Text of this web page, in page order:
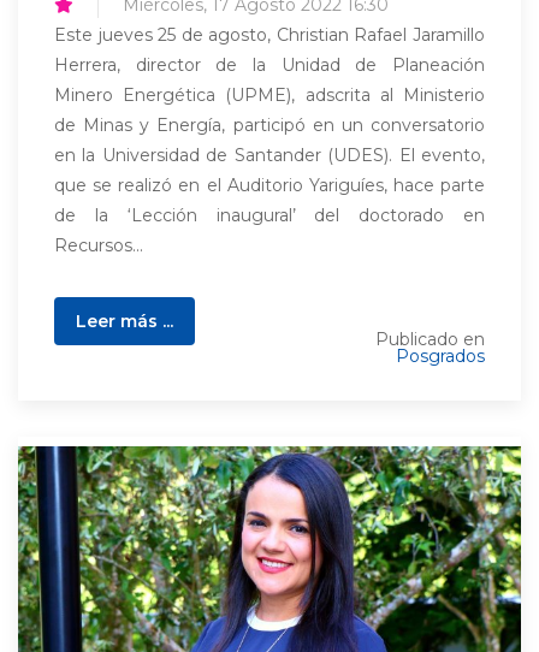
Miércoles, 17 Agosto 2022 16:30
Este jueves 25 de agosto, Christian Rafael Jaramillo
Herrera, director de la Unidad de Planeación
Minero Energética (UPME), adscrita al Ministerio
de Minas y Energía, participó en un conversatorio
en la Universidad de Santander (UDES). El evento,
que se realizó en el Auditorio Yariguíes, hace parte
de la ‘Lección inaugural’ del doctorado en
Recursos...
Leer más ...
Publicado en
Posgrados